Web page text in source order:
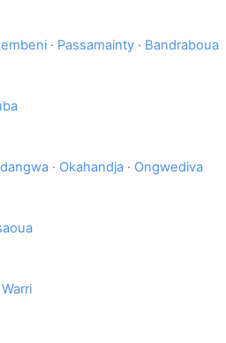
· Passamainty · Bandraboua
· Okahandja · Ongwediva
Warri